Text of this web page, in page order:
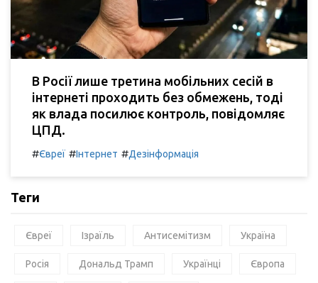
В Росії лише третина мобільних сесій в
інтернеті проходить без обмежень, тоді
як влада посилює контроль, повідомляє
ЦПД.
#Євреї #Інтернет #Дезінформація
Теги
Євреї Ізраїль Антисемітизм Україна
Росія Дональд Трамп Українці Європа